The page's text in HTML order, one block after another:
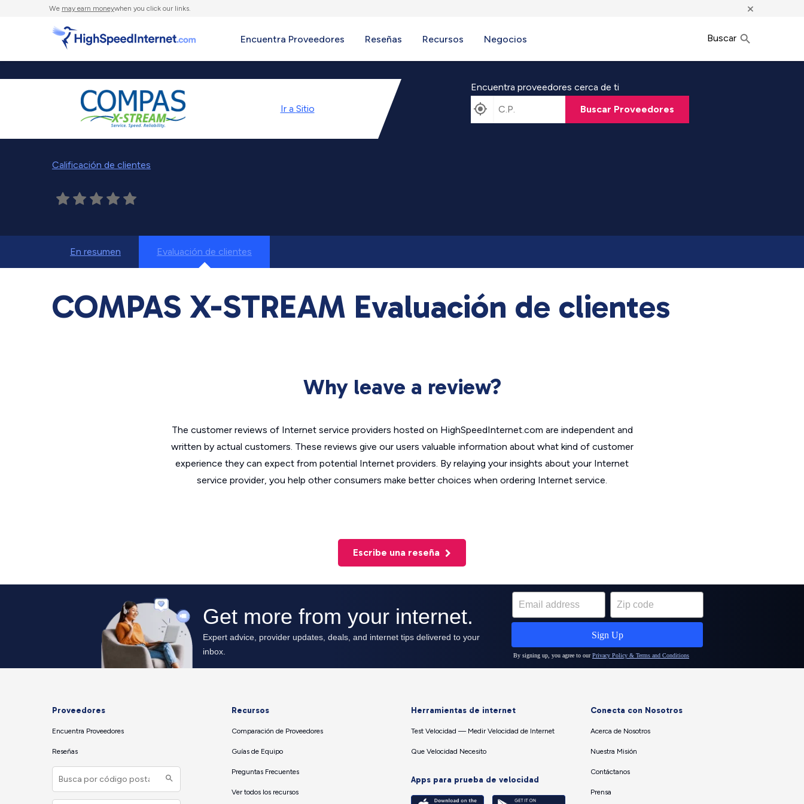
We may earn moneywhen you click our links. ×
Encuentra Proveedores Reseñas Recursos Negocios Buscar
Ir a Sitio
Calificación de clientes
Encuentra proveedores cerca de ti
Buscar Proveedores
En resumen Evaluación de clientes
COMPAS X-STREAM Evaluación de clientes
Why leave a review?
The customer reviews of Internet service providers hosted on HighSpeedInternet.com are independent and
written by actual customers. These reviews give our users valuable information about what kind of customer
experience they can expect from potential Internet providers. By relaying your insights about your Internet
service provider, you help other consumers make better choices when ordering Internet service.
Escribe una reseña
Proveedores
Encuentra Proveedores
Reseñas
Recursos
Comparación de Proveedores
Guías de Equipo
Preguntas Frecuentes
Ver todos los recursos
Herramientas de internet
Test Velocidad — Medir Velocidad de Internet
Que Velocidad Necesito
Apps para prueba de velocidad
Conecta con Nosotros
Acerca de Nosotros
Nuestra Misión
Contáctanos
Prensa